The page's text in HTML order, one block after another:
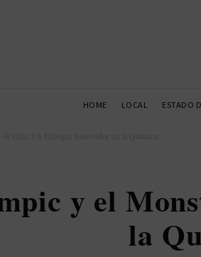
HOME LOCAL ESTADO
y el
la